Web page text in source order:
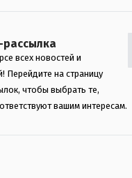
всех новостей и
Перейдите на страницу
чтобы выбрать те,
вашим интересам.